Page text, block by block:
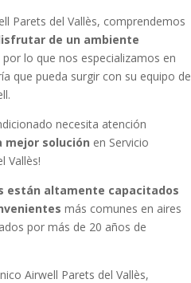
Parets del Vallès, comprendemos
de un ambiente
lo que nos especializamos en
que pueda surgir con su equipo de
necesita atención
mejor solución en Servicio
Vallès!
están altamente capacitados
más comunes en aires
por más de 20 años de
Airwell Parets del Vallès,